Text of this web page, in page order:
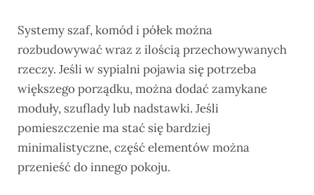
Systemy szaf, komód i półek można
rozbudowywać wraz z ilością przechowywanych
rzeczy. Jeśli w sypialni pojawia się potrzeba
większego porządku, można dodać zamykane
moduły, szuflady lub nadstawki. Jeśli
pomieszczenie ma stać się bardziej
minimalistyczne, część elementów można
przenieść do innego pokoju.